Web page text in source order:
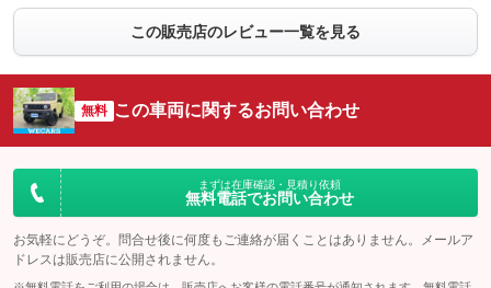
この販売店のレビュー一覧を見る
無料 この車両に関するお問い合わせ
まずは在庫確認・見積り依頼
無料電話でお問い合わせ
お気軽にどうぞ。問合せ後に何度もご連絡が届くことはありません。メールア
ドレスは販売店に公開されません。